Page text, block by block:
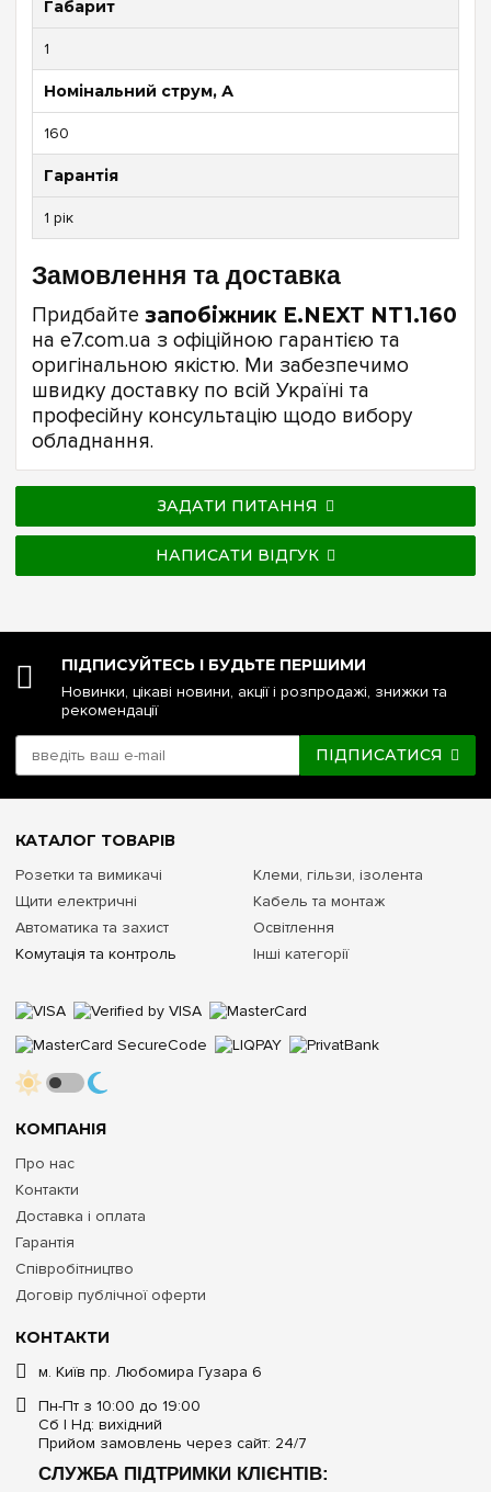
Габарит
1
Номінальний струм, А
160
Гарантія
1 рік
Замовлення та доставка
Придбайте запобіжник E.NEXT NT1.160
на e7.com.ua з офіційною гарантією та
оригінальною якістю. Ми забезпечимо
швидку доставку по всій Україні та
професійну консультацію щодо вибору
обладнання.
ЗАДАТИ ПИТАННЯ
НАПИСАТИ ВІДГУК
ПІДПИСУЙТЕСЬ І БУДЬТЕ ПЕРШИМИ
Новинки, цікаві новини, акції і розпродажі, знижки та
рекомендації
ПІДПИСАТИСЯ
КОНТАКТИ
м. Київ пр. Любомира Гузара 6
Пн-Пт з 10:00 до 19:00
Сб | Нд: вихідний
Прийом замовлень через сайт: 24/7
СЛУЖБА ПІДТРИМКИ КЛІЄНТІВ:
КОМПАНІЯ
Про нас
Контакти
Доставка і оплата
Гарантія
Співробітництво
Договір публічної оферти
КАТАЛОГ ТОВАРІВ
Розетки та вимикачі
Щити електричні
Автоматика та захист
Комутація та контроль
Клеми, гільзи, ізолента
Кабель та монтаж
Освітлення
Інші категорії